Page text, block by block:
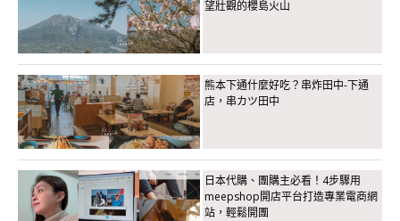
望壯觀的櫻島火山
熊本下通什麼好吃？串炸田中-下通
店，串カツ田中
日本代購、團購主必看！4步驟用
meepshop開店平台打造專業電商網
站，輕鬆開團